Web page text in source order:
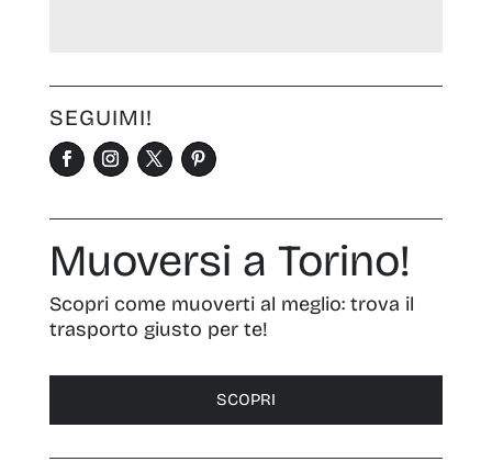
SEGUIMI!
Muoversi a Torino!
Scopri come muoverti al meglio: trova il
trasporto giusto per te!
SCOPRI